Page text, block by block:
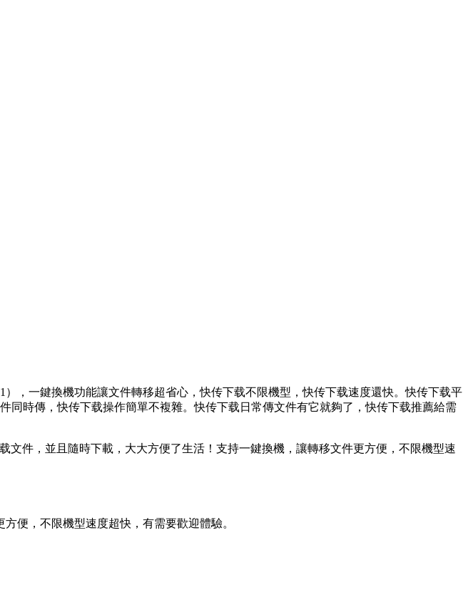
，一鍵換機功能讓文件轉移超省心，快传下载不限機型，快传下载速度還快。快传下载平
同時傳，快传下载操作簡單不複雜。快传下载 日常傳文件有它就夠了，快传下载推薦給需
件，並且隨時下載，大大方便了生活！支持一鍵換機，讓轉移文件更方便，不限機型速
便，不限機型速度超快，有需要歡迎體驗。